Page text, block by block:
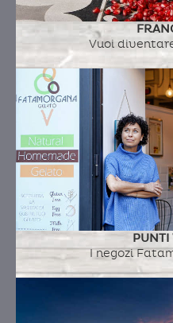
Vuoi
PUNTI
I negozi